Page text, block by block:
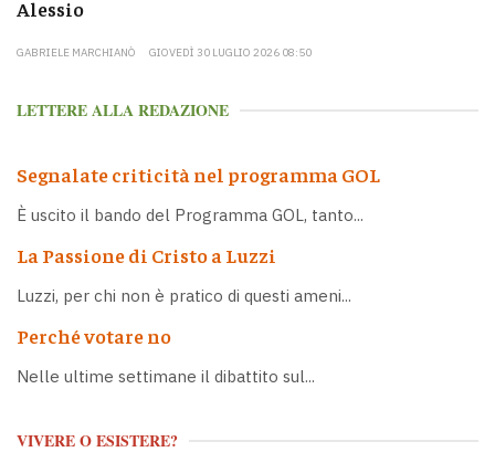
Alessio
GABRIELE MARCHIANÒ GIOVEDÌ 30 LUGLIO 2026 08:50
LETTERE ALLA REDAZIONE
Segnalate criticità nel programma GOL
È uscito il bando del Programma GOL, tanto...
La Passione di Cristo a Luzzi
Luzzi, per chi non è pratico di questi ameni...
Perché votare no
Nelle ultime settimane il dibattito sul...
VIVERE O ESISTERE?